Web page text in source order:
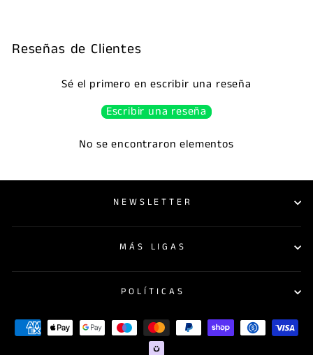
Reseñas de Clientes
Sé el primero en escribir una reseña
Escribir una reseña
No se encontraron elementos
NEWSLETTER
MÁS LIGAS
POLÍTICAS